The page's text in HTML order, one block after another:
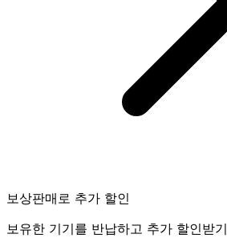
보상판매로 추가 할인
보유한 기기를 반납하고 추가 할인받기